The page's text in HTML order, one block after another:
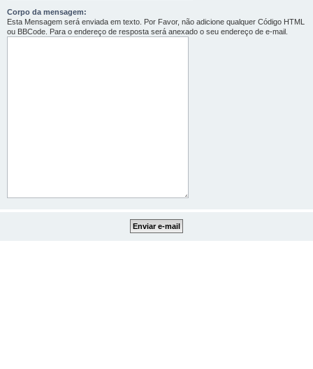
Corpo da mensagem:
Esta Mensagem será enviada em texto. Por Favor, não adicione qualquer Código HTML
ou BBCode. Para o endereço de resposta será anexado o seu endereço de e-mail.